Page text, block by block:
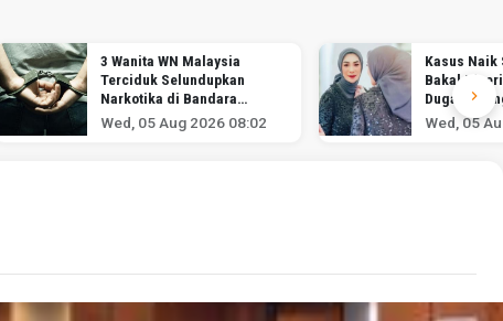
3 Wanita WN Malaysia
Terciduk Selundupkan
Narkotika di Bandara
Soekarno-Hatta
Wed, 05 Aug 2026 08:02
Kasus Naik
Bakal
Dugaan
Wed, 05